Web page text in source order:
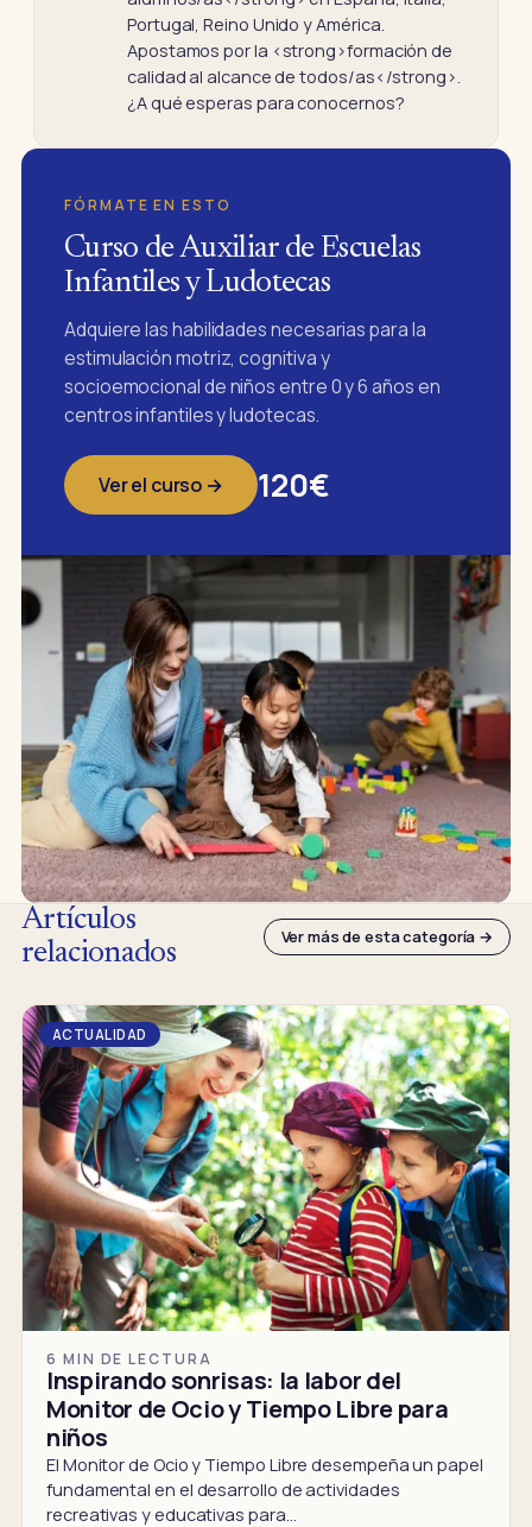
Portugal, Reino Unido y América.
Apostamos por la <strong>formación de
calidad al alcance de todos/as</strong>.
¿A qué esperas para conocernos?
FÓRMATE EN ESTO
Curso de Auxiliar de Escuelas
Infantiles y Ludotecas
Adquiere las habilidades necesarias para la
estimulación motriz, cognitiva y
socioemocional de niños entre 0 y 6 años en
centros infantiles y ludotecas.
Ver el curso → 120€
Artículos
relacionados
Ver más de esta categoría →
ACTUALIDAD
6 MIN DE LECTURA
Inspirando sonrisas: la labor del
Monitor de Ocio y Tiempo Libre para
niños
El Monitor de Ocio y Tiempo Libre desempeña un papel
fundamental en el desarrollo de actividades
recreativas y educativas para…